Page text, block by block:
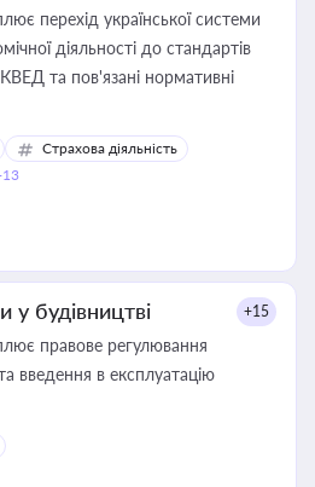
перехід української системи
діяльності до стандартів
та пов'язані нормативні
Страхова діяльність
у будівництві +15
правове регулювання
введення в експлуатацію